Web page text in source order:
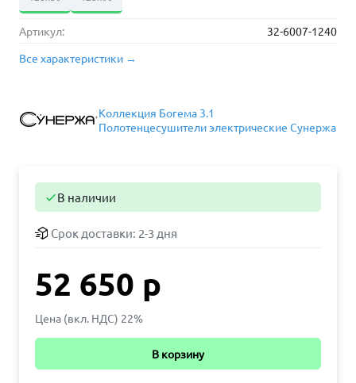
Артикул:
32-6007-1240
Все характеристики →
Коллекция Богема 3.1
Полотенцесушители электрические Сунержа
В наличии
Срок доставки: 2-3 дня
52 650 р
Цена (вкл. НДС) 22%
В корзину